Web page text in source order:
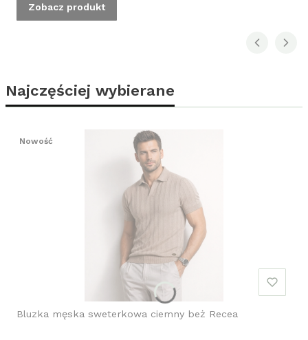
Zobacz produkt
Najczęściej wybierane
Nowość
Bluzka męska sweterkowa ciemny beż Recea